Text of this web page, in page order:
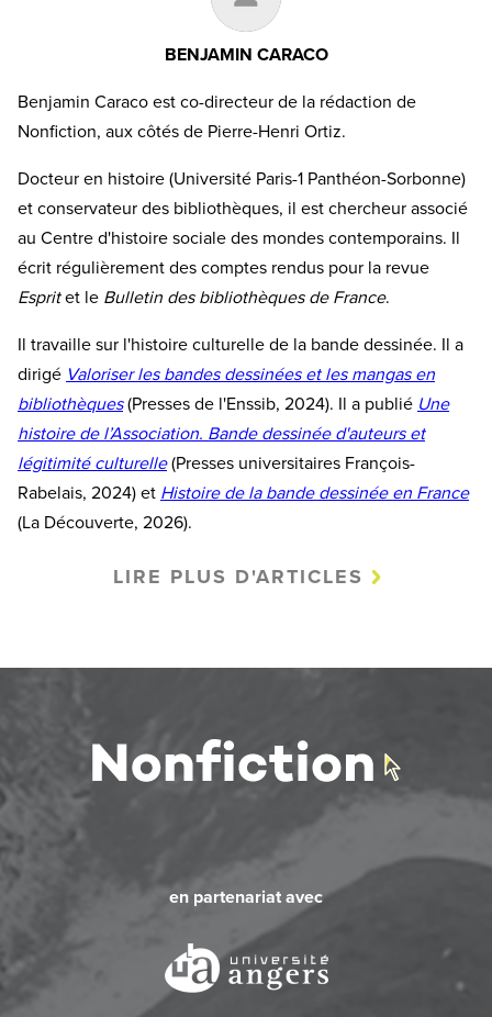
BENJAMIN CARACO
Benjamin Caraco est co-directeur de la rédaction de
Nonfiction, aux côtés de Pierre-Henri Ortiz.
Docteur en histoire (Université Paris-1 Panthéon-Sorbonne)
et conservateur des bibliothèques, il est chercheur associé
au Centre d'histoire sociale des mondes contemporains. Il
écrit régulièrement des comptes rendus pour la revue
Espritet le Bulletin des bibliothèques de France.
Il travaille sur l'histoire culturelle de la bande dessinée. Il a
dirigé Valoriser les bandes dessinées et les mangas en
bibliothèques(Presses de l'Enssib, 2024). Il a publié Une
histoire de l’Association. Bande dessinée d'auteurs et
légitimité culturelle(Presses universitaires François-
Rabelais, 2024) et Histoire de la bande dessinée en France
(La Découverte, 2026).
LIRE PLUS D'ARTICLES
en partenariat avec